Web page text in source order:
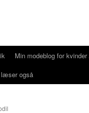
Min modeblog for
også